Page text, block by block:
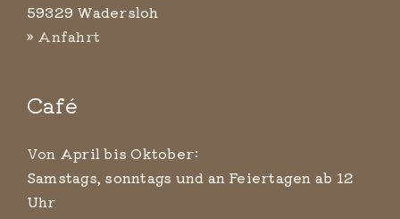
59329 Wadersloh
» Anfahrt
Café
Von April bis Oktober:
Samstags, sonntags und an Feiertagen ab 12
Uhr